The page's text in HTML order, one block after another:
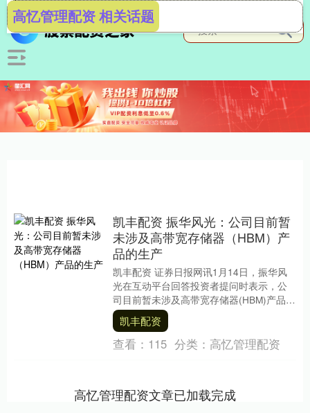
高忆管理配资 相关话题
凯丰配资 振华风光：公司目前暂
未涉及高带宽存储器（HBM）产
品的生产
凯丰配资 证券日报网讯1月14日，振华风
光在互动平台回答投资者提问时表示，公
司目前暂未涉及高带宽存储器(HBM)产品的
生产。公司现有存储器产品包括DRAM系
列，....
凯丰配资
查看： 115 分类： 高忆管理配资
高忆管理配资文章已加载完成